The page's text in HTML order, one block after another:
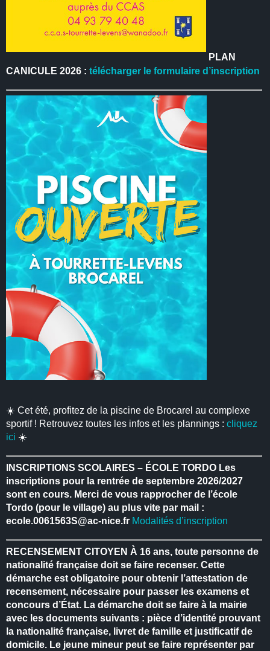
PLAN
CANICULE 2026 :télécharger le formulaire d’inscription
☀️ Cet été, profitez de la piscine de Brocarel au complexe
sportif ! Retrouvez toutes les infos et les plannings :cliquez
ici ☀️
INSCRIPTIONS SCOLAIRES – ÉCOLE TORDO Les
inscriptions pour la rentrée de septembre 2026/2027
sont en cours. Merci de vous rapprocher de l’école
Tordo (pour le village) au plus vite par mail :
ecole.0061563S@ac-nice.fr Modalités d’inscription
RECENSEMENT CITOYEN À 16 ans, toute personne de
nationalité française doit se faire recenser. Cette
démarche est obligatoire pour obtenir l’attestation de
recensement, nécessaire pour passer les examens et
concours d’État. La démarche doit se faire à la mairie
avec les documents suivants : pièce d’identité prouvant
la nationalité française, livret de famille et justificatif de
domicile. Le jeune mineur peut se faire représenter par